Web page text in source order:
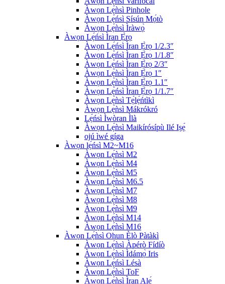
Àwọn Lẹ́ǹsì Pinhole
Àwọn Lẹ́ńsì Sísún Mọ́tò
Àwọn Lẹ́ǹsì Ìràwọ̀
Àwọn Lẹ́ńsì Ìran Ẹ̀rọ
Àwọn Lẹ́ńsì Ìran Ẹ̀rọ 1/2.3″
Àwọn Lẹ́ńsì Ìran Ẹ̀rọ 1/1.8″
Àwọn Lẹ́ńsì Ìran Ẹ̀rọ 2/3″
Àwọn Lẹ́ǹsì Ìran Ẹ̀rọ 1″
Àwọn Lẹ́ǹsì Ìran Ẹ̀rọ 1.1″
Àwọn Lẹ́ńsì Ìran Ẹ̀rọ 1/1.7″
Àwọn Lẹ́ǹsì Tẹ́lẹ́ńtìkì
Àwọn Lẹ́ǹsì Mákrókró
Lẹ́ńsì Ìwòran Ìlà
Àwọn Lẹ́ǹsì Maikírósípù Ilé Iṣẹ́
ojú ìwé gíga
Àwọn lẹ́ńsì M2~M16
Àwọn Lẹ́ǹsì M2
Àwọn Lẹ́ǹsì M4
Àwọn Lẹ́ǹsì M5
Àwọn Lẹ́ǹsì M6.5
Àwọn Lẹ́ǹsì M7
Àwọn Lẹ́ǹsì M8
Àwọn Lẹ́ǹsì M9
Àwọn Lẹ́ǹsì M14
Àwọn Lẹ́ǹsì M16
Àwọn Lẹ́ǹsì Ohun Èlò Pàtàkì
Àwọn Lẹ́ǹsì Àpérò Fídíò
Àwọn Lẹ́ǹsì Ìdámọ̀ Iris
Àwọn Lẹ́ńsì Lésà
Àwọn Lẹ́ǹsì ToF
Àwọn Lẹ́ǹsì Ìran Alẹ́